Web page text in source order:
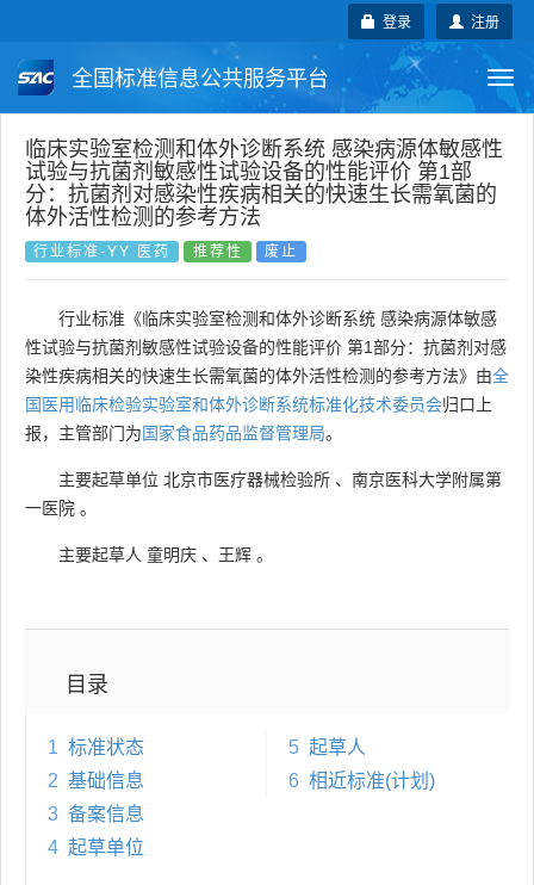
注册
登录
全国标准信息公共服务平台
国家标准 行业标准 地方标准
团体标准 企业标准 国际标准
国外标准 技术委员会
临床实验室检测和体外诊断系统 感染病源体敏感性
试验与抗菌剂敏感性试验设备的性能评价 第1部
分：抗菌剂对感染性疾病相关的快速生长需氧菌的
体外活性检测的参考方法
行业标准-YY 医药 推荐性 废止
行业标准《临床实验室检测和体外诊断系统 感染病源体敏感
性试验与抗菌剂敏感性试验设备的性能评价 第1部分：抗菌剂对感
染性疾病相关的快速生长需氧菌的体外活性检测的参考方法》由全
国医用临床检验实验室和体外诊断系统标准化技术委员会归口上
报，主管部门为国家食品药品监督管理局。
主要起草单位 北京市医疗器械检验所 、 南京医科大学附属第
一医院 。
主要起草人 童明庆 、 王辉 。
目录
1 标准状态
2 基础信息
3 备案信息
4 起草单位
5 起草人
6 相近标准(计划)